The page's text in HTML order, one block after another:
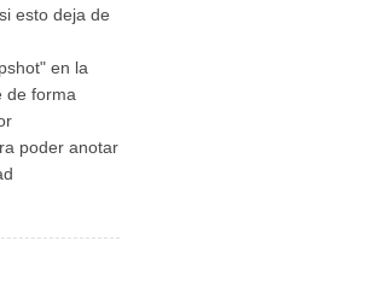
esto deja de
en la
de forma
poder anotar